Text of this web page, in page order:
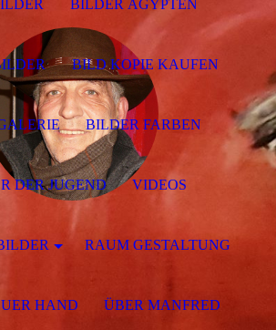
BILDER ÄGYPTEN
BILD KOPIE KAUFEN
BILDER FARBEN
DER JUGEND VIDEOS
RAUM GESTALTUNG
HAND ÜBER MANFRED